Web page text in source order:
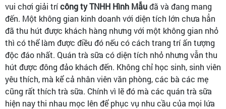
vui chơi giải trícông ty TNHH Hình Mẫuđã và đang mang
đến. Một không gian kinh doanh với diện tích lớn chưa hẳn
đã thu hút được khách hàng nhưng với một không gian nhỏ
thì có thể làm được điều đó nếu có cách trang trí ấn tượng
độc đáo nhất. Quán trà sữa có diện tích nhỏ nhưng vẫn thu
hút được đông đảo khách đến. Không chỉ học sinh, sinh viên
yêu thích, mà kể cả nhân viên văn phòng, các bà các mẹ
cũng rất thích trà sữa. Chính vì lẽ đó mà các quán trà sữa
hiện nay thi nhau mọc lên để phục vụ nhu cầu của mọi lứa